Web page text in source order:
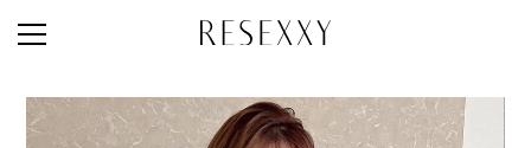
STAFF STYLE
NEWS